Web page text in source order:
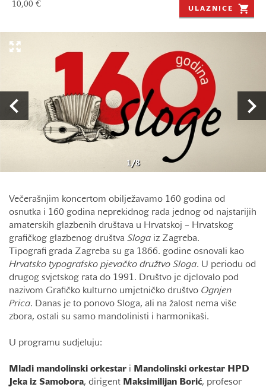
10,00 €
ULAZNICE
1/8
Večerašnjim koncertom obilježavamo 160 godina od
osnutka i 160 godina neprekidnog rada jednog od najstarijih
amaterskih glazbenih društava u Hrvatskoj – Hrvatskog
grafičkog glazbenog društva Sloga iz Zagreba.
Tipografi grada Zagreba su ga 1866. godine osnovali kao
Hrvatsko typografsko pjevačko družtvo Sloga. U periodu od
drugog svjetskog rata do 1991. Društvo je djelovalo pod
nazivom Grafičko kulturno umjetničko društvo Ognjen
Prica. Danas je to ponovo Sloga, ali na žalost nema više
zbora, ostali su samo mandolinisti i harmonikaši.
U programu sudjeluju:
Mlađi mandolinski orkestar i
Mandolinski orkestar HPD
Jeka iz Samobora, dirigent Maksimilijan Borić, profesor